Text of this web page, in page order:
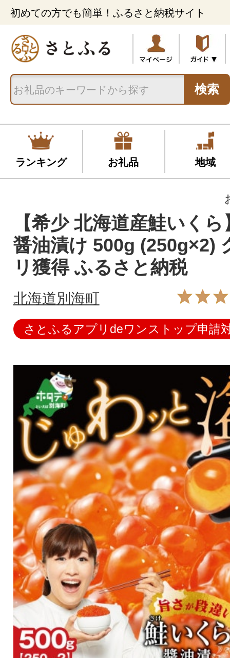
初めての方でも簡単！ふるさと納税サイト
検索
ランキング お礼品 地域
【希少 北海道産鮭いく
醤油漬け 500g (250g×2)
リ獲得 ふるさと納税
北海道別海町
さとふるアプリdeワンストップ申請